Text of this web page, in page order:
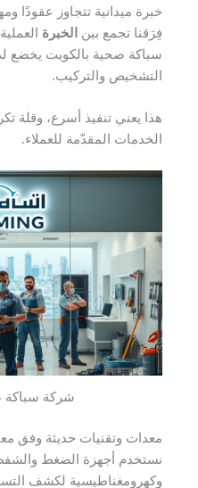
خبرة ميدانية تتجاوز عقودًا
فِرَقنا تجمع بين الخبرة
سباكة صحية بالكويت يخضع
التشخيص والتركيب.
هذا يعني تنفيذ أسرع، وقلة
الخدمات المقدّمة للعملاء.
شركة سباكة
معدات وتقنيات حديثة وفق
نستخدم أجهزة الضغط
وكهرومغناطيسية لكشف